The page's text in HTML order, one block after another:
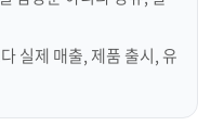
실제 매출, 제품 출시, 유